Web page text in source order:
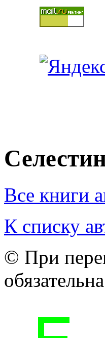
Все книги
К списку
© При